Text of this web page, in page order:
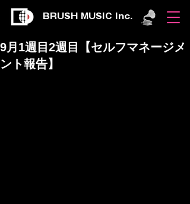
BRUSH MUSIC Inc.
9月1週目2週目【セルフマネージメ
ント報告】